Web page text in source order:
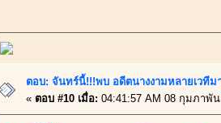
ตอบ: จันทร์นี้!!!พบ อดีตนางงามหลายเวที
« ตอบ #10 เมื่อ: 04:41:57 AM 08 กุมภาพั